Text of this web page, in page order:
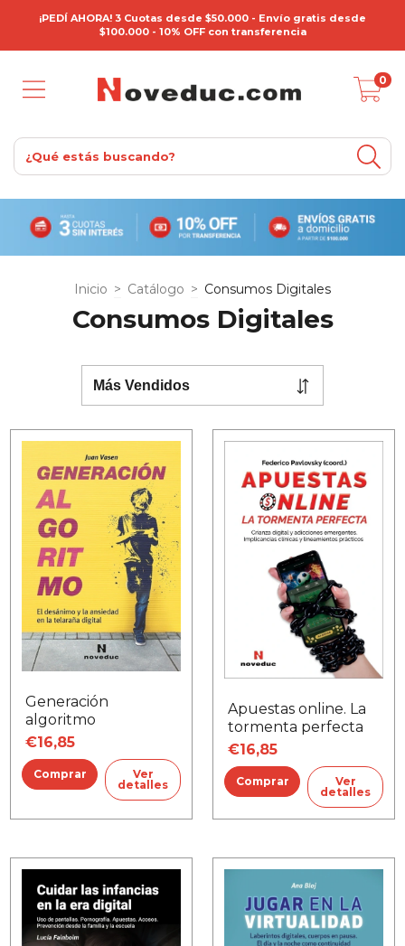
¡PEDÍ AHORA! 3 Cuotas desde $50.000 - Envío gratis desde
$100.000 - 10% OFF con transferencia
0
Inicio > Catálogo > Consumos Digitales
Consumos Digitales
Generación
algoritmo
€16,85
Ver
detalles
Apuestas online. La
tormenta perfecta
€16,85
Ver
detalles